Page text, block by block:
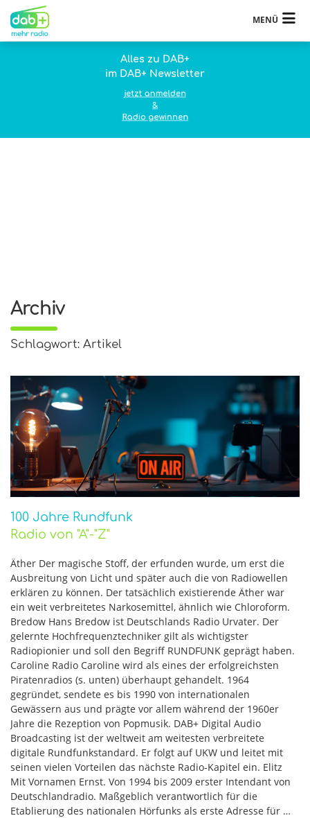
MENÜ
Alles zu DAB+
im DAB+ Newsletter
jetzt anmelden
&
Radio gewinnen
Archiv
Schlagwort: Artikel
100 Jahre Rundfunk
Radio von "A"-"Z"
Äther Der magische Stoff, der erfunden wurde, um erst die
Ausbreitung von Licht und später auch die von Radiowellen
erklären zu können. Der tatsächlich existierende Äther war
ein weit verbreitetes Narkosemittel, ähnlich wie Chloroform.
Bredow Hans Bredow ist Deutschlands Radio Urvater. Der
gelernte Hochfrequenztechniker gilt als wichtigster
Radiopionier und soll den Begriff RUNDFUNK geprägt haben.
Caroline Radio Caroline wird als eines der erfolgreichsten
Piratenradios (s. unten) überhaupt gehandelt. 1964
gegründet, sendete es bis 1990 von internationalen
Gewässern aus und prägte vor allem während der 1960er
Jahre die Rezeption von Popmusik. DAB+ Digital Audio
Broadcasting ist der weltweit am weitesten verbreitete
digitale Rundfunkstandard. Er folgt auf UKW und leitet mit
seinen vielen Vorteilen das nächste Radio-Kapitel ein. Elitz
Mit Vornamen Ernst. Von 1994 bis 2009 erster Intendant von
Deutschlandradio. Maßgeblich verantwortlich für die
Etablierung des nationalen Hörfunks als erste Adresse für …